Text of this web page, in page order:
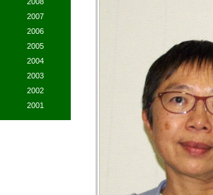
2007
2006
2005
2004
2003
2002
2001